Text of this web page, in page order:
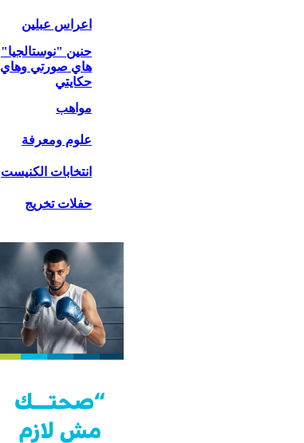
اعراس عبلين
حنين "نوستالجيا"
هاي صورتي وهاي
حكايتي
مواهب
علوم ومعرفة
انتخابات الكنيست
حفلات تخريج